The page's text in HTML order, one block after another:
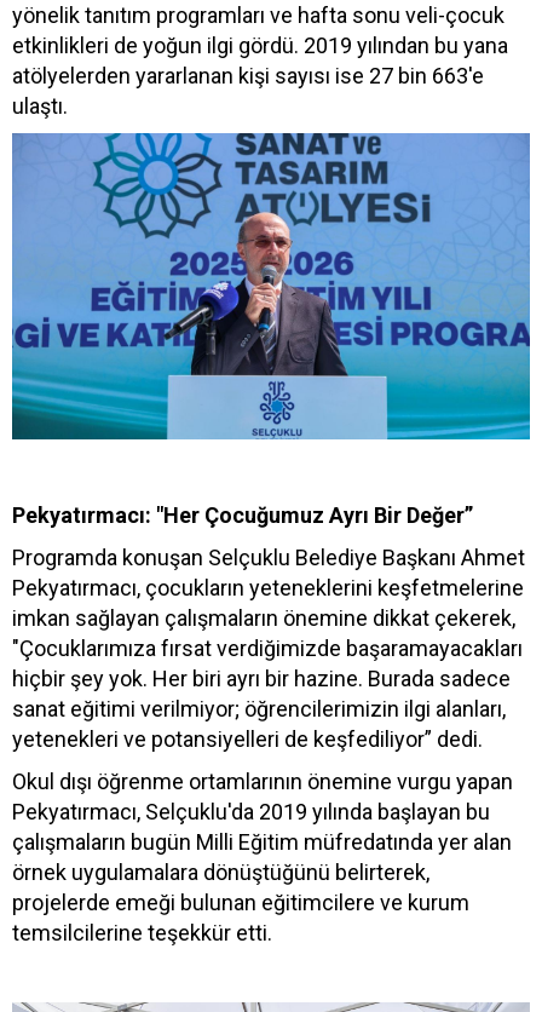
yönelik tanıtım programları ve hafta sonu veli-çocuk
etkinlikleri de yoğun ilgi gördü. 2019 yılından bu yana
atölyelerden yararlanan kişi sayısı ise 27 bin 663'e
ulaştı.
Pekyatırmacı: "Her Çocuğumuz Ayrı Bir Değer”
Programda konuşan Selçuklu Belediye Başkanı Ahmet
Pekyatırmacı, çocukların yeteneklerini keşfetmelerine
imkan sağlayan çalışmaların önemine dikkat çekerek,
"Çocuklarımıza fırsat verdiğimizde başaramayacakları
hiçbir şey yok. Her biri ayrı bir hazine. Burada sadece
sanat eğitimi verilmiyor; öğrencilerimizin ilgi alanları,
yetenekleri ve potansiyelleri de keşfediliyor” dedi.
Okul dışı öğrenme ortamlarının önemine vurgu yapan
Pekyatırmacı, Selçuklu'da 2019 yılında başlayan bu
çalışmaların bugün Milli Eğitim müfredatında yer alan
örnek uygulamalara dönüştüğünü belirterek,
projelerde emeği bulunan eğitimcilere ve kurum
temsilcilerine teşekkür etti.